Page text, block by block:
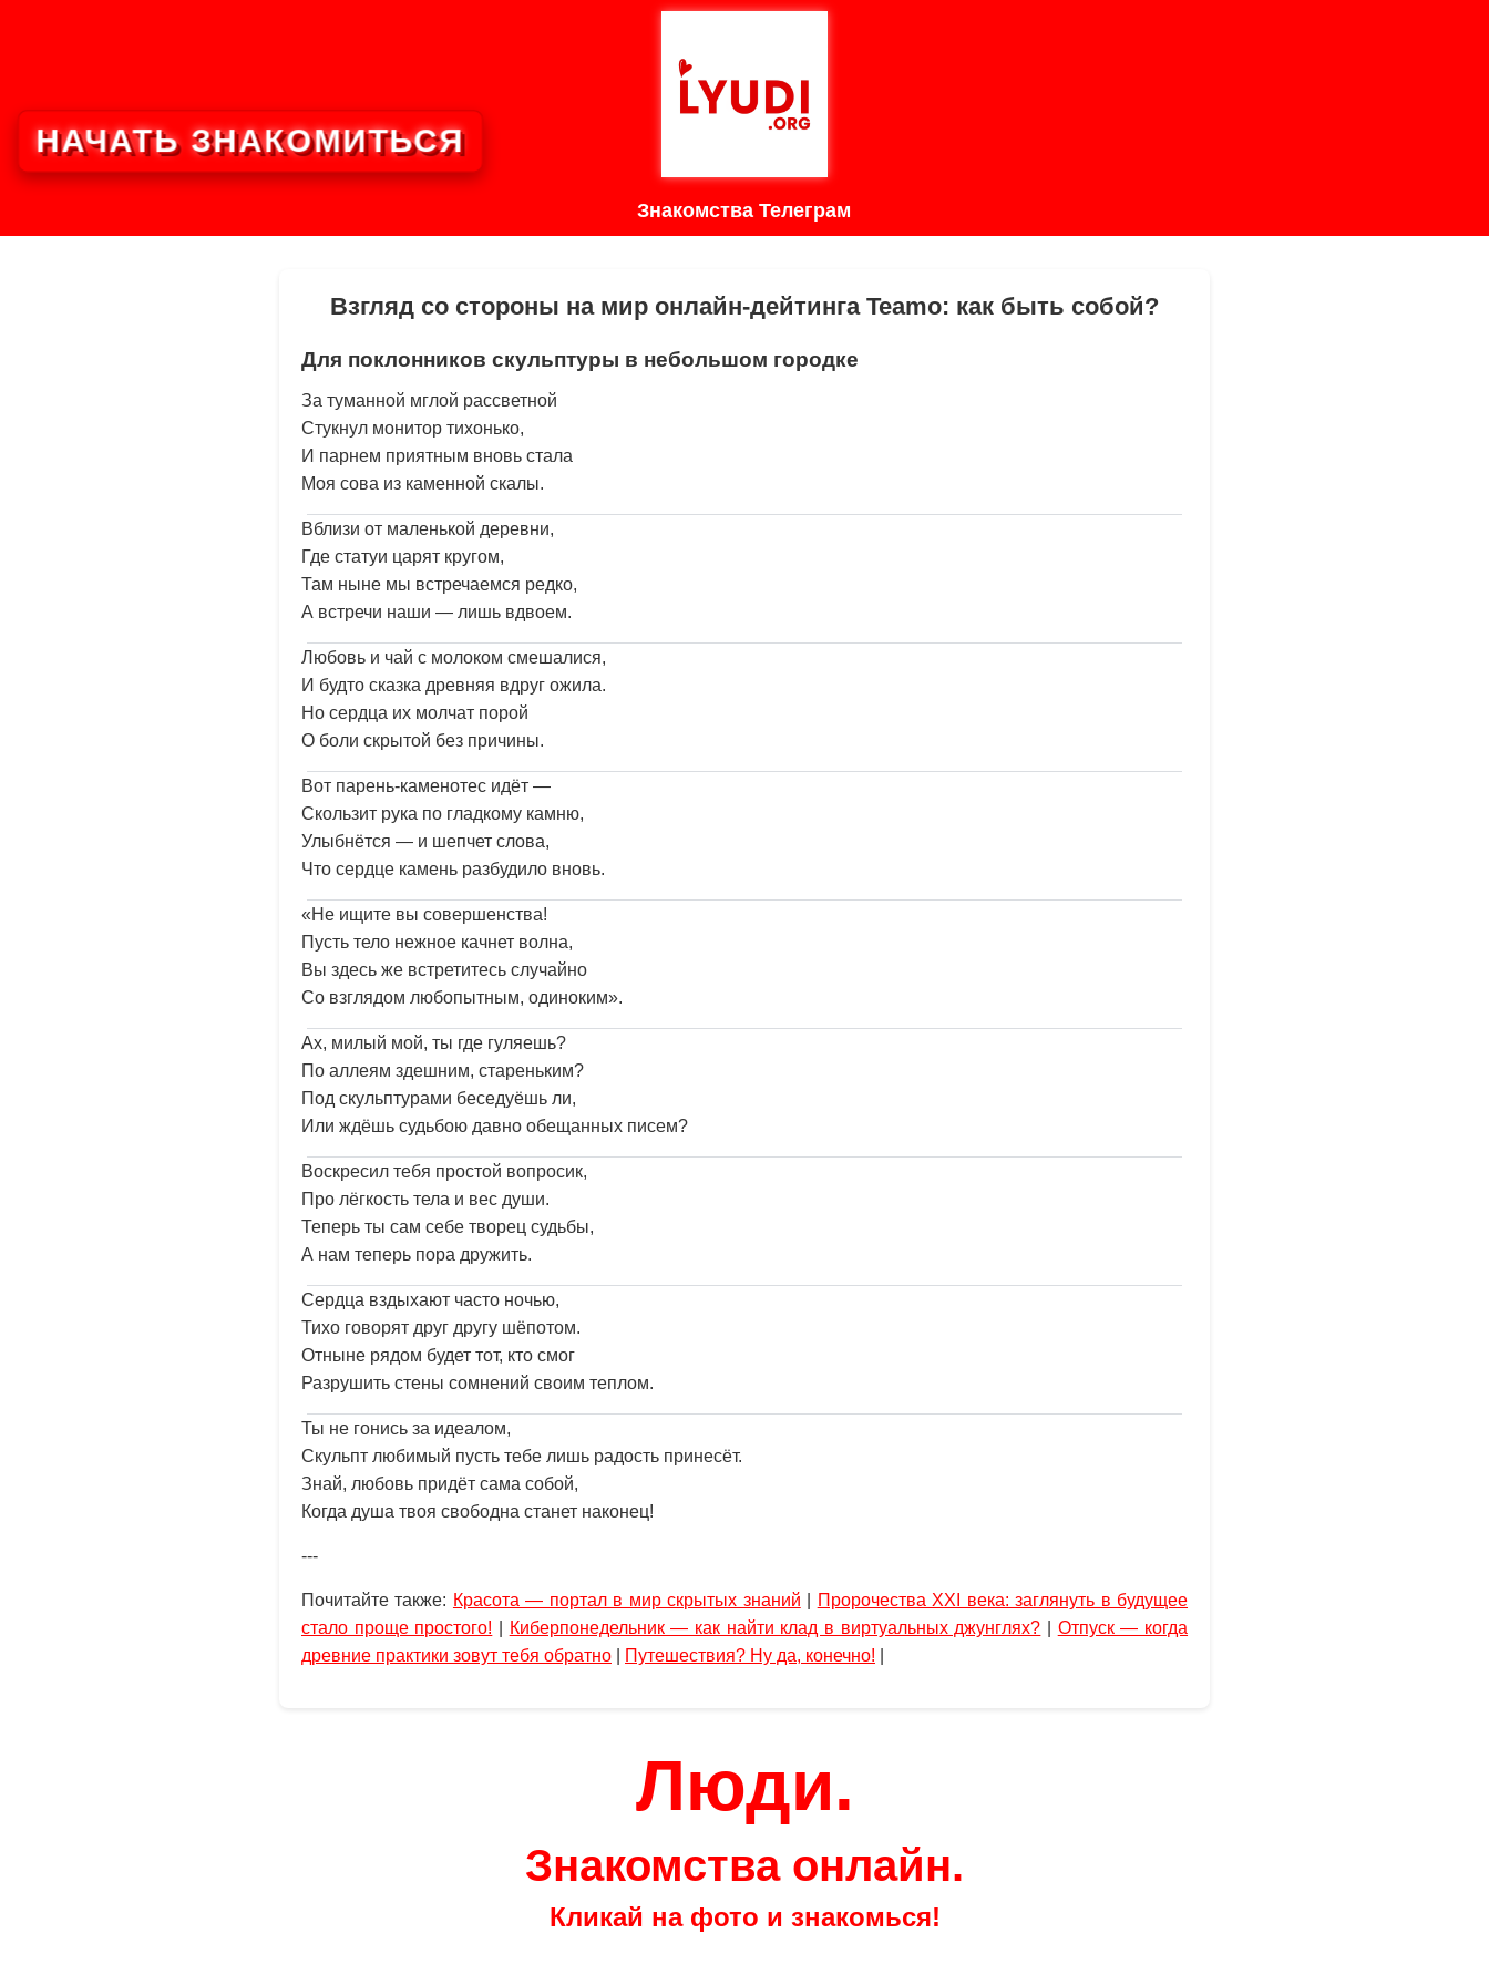
Знакомства Телеграм
Взгляд со стороны на мир онлайн-дейтинга Teamo: как быть собой?
Для поклонников скульптуры в небольшом городке
За туманной мглой рассветной
Стукнул монитор тихонько,
И парнем приятным вновь стала
Моя сова из каменной скалы.
Вблизи от маленькой деревни,
Где статуи царят кругом,
Там ныне мы встречаемся редко,
А встречи наши — лишь вдвоем.
Любовь и чай с молоком смешалися,
И будто сказка древняя вдруг ожила.
Но сердца их молчат порой
О боли скрытой без причины.
Вот парень-каменотес идёт —
Скользит рука по гладкому камню,
Улыбнётся — и шепчет слова,
Что сердце камень разбудило вновь.
«Не ищите вы совершенства!
Пусть тело нежное качнет волна,
Вы здесь же встретитесь случайно
Со взглядом любопытным, одиноким».
Ах, милый мой, ты где гуляешь?
По аллеям здешним, стареньким?
Под скульптурами беседуёшь ли,
Или ждёшь судьбою давно обещанных писем?
Воскресил тебя простой вопросик,
Про лёгкость тела и вес души.
Теперь ты сам себе творец судьбы,
А нам теперь пора дружить.
Сердца вздыхают часто ночью,
Тихо говорят друг другу шёпотом.
Отныне рядом будет тот, кто смог
Разрушить стены сомнений своим теплом.
Ты не гонись за идеалом,
Скульпт любимый пусть тебе лишь радость принесёт.
Знай, любовь придёт сама собой,
Когда душа твоя свободна станет наконец!
---
Почитайте также: Красота — портал в мир скрытых знаний
Пророчества XXI века: заглянуть в будущее
стало проще простого!
Киберпонедельник — как найти клад в виртуальных джунглях?
Отпуск — когда
древние практики зовут тебя обратно
Путешествия? Ну да, конечно!
Люди.
Знакомства онлайн.
Кликай на фото и знакомься!
НАЧАТЬ ЗНАКОМИТЬСЯ